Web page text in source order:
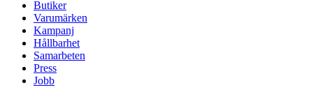
Butiker
Varumärken
Kampanj
Hållbarhet
Samarbeten
Press
Jobb